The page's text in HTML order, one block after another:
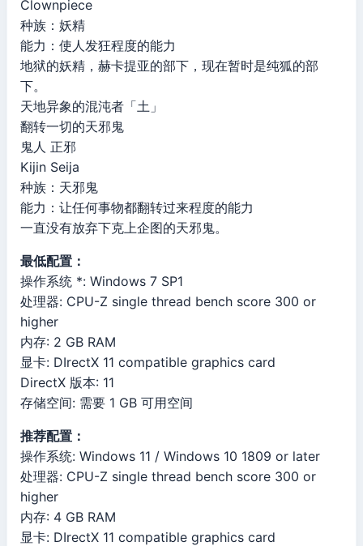
Clownpiece
种族：妖精
能力：使人发狂程度的能力
地狱的妖精，赫卡提亚的部下，现在暂时是纯狐的部
下。
天地异象的混沌者「土」
翻转一切的天邪鬼
鬼人 正邪
Kijin Seija
种族：天邪鬼
能力：让任何事物都翻转过来程度的能力
一直没有放弃下克上企图的天邪鬼。
最低配置：
操作系统 *: Windows 7 SP1
处理器: CPU-Z single thread bench score 300 or
higher
内存: 2 GB RAM
显卡: DIrectX 11 compatible graphics card
DirectX 版本: 11
存储空间: 需要 1 GB 可用空间
推荐配置：
操作系统: Windows 11 / Windows 10 1809 or later
处理器: CPU-Z single thread bench score 300 or
higher
内存: 4 GB RAM
显卡: DIrectX 11 compatible graphics card